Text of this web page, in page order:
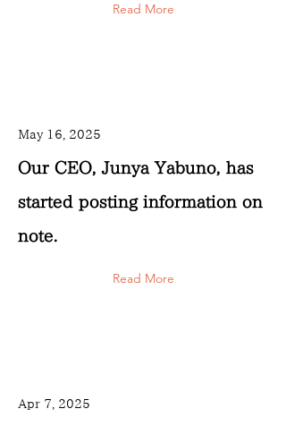
Read More
May 16, 2025
Our CEO, Junya Yabuno, has
started posting information on
note.
Read More
Apr 7, 2025